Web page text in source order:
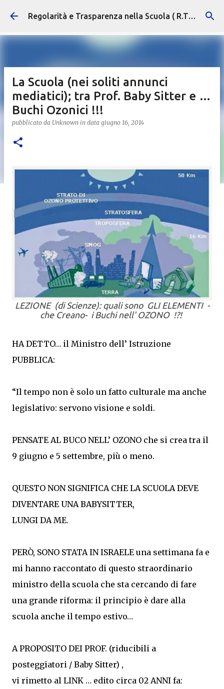
Passa ai contenuti principali Regolarità e Trasparenza nella Scuola ( R.T.S. )
La Scuola (nei soliti annunci
mediatici); tra Prof. Baby Sitter e …
Buchi Ozonici !!!
pubblicato da Unknown in data giugno 16, 2014
LEZIONE (di Scienze): quali sono GLI ELEMENTI -
che Creano- i Buchi nell' OZONO !?!
HA DETTO… il Ministro dell’ Istruzione
PUBBLICA:
“Il tempo non è solo un fatto culturale ma anche
legislativo: servono visione e soldi.
PENSATE AL BUCO NELL’ OZONO che si crea tra il
9 giugno e 5 settembre, più o meno.
QUESTO NON SIGNIFICA CHE LA SCUOLA DEVE
DIVENTARE UNA BABYSITTER,
LUNGI DA ME.
PERÒ, SONO STATA IN ISRAELE una settimana fa e
mi hanno raccontato di questo straordinario
ministro della scuola che sta cercando di fare
una grande riforma: il principio è dare alla
scuola anche il tempo estivo…
A PROPOSITO DEI PROF. (riducibili a
posteggiatori / Baby Sitter) ,
vi rimetto al LINK … edito circa 02 ANNI fa: